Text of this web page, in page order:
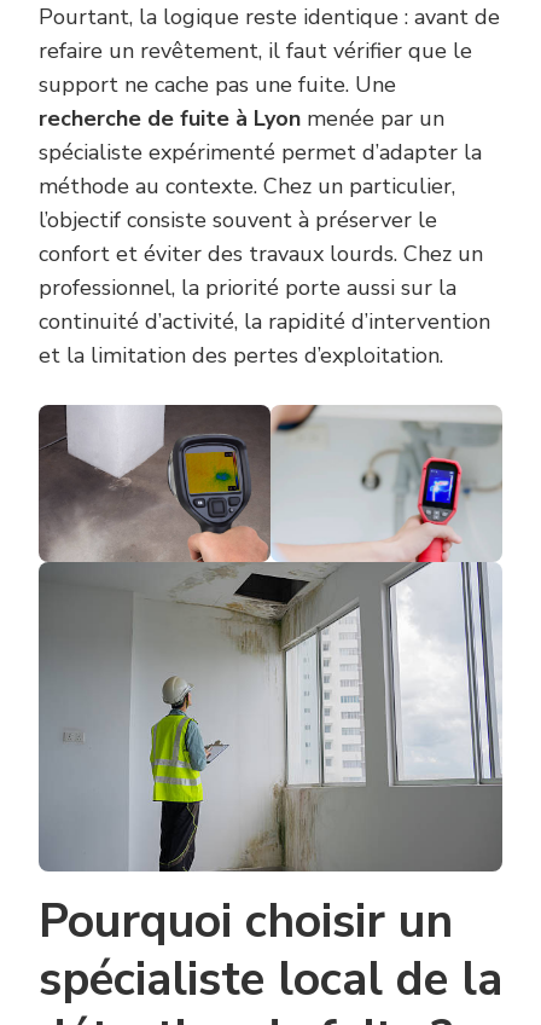
Pourtant, la logique reste identique : avant de
refaire un revêtement, il faut vérifier que le
support ne cache pas une fuite. Une
recherche de fuite à Lyon menée par un
spécialiste expérimenté permet d’adapter la
méthode au contexte. Chez un particulier,
l’objectif consiste souvent à préserver le
confort et éviter des travaux lourds. Chez un
professionnel, la priorité porte aussi sur la
continuité d’activité, la rapidité d’intervention
et la limitation des pertes d’exploitation.
Pourquoi choisir un
spécialiste local de la